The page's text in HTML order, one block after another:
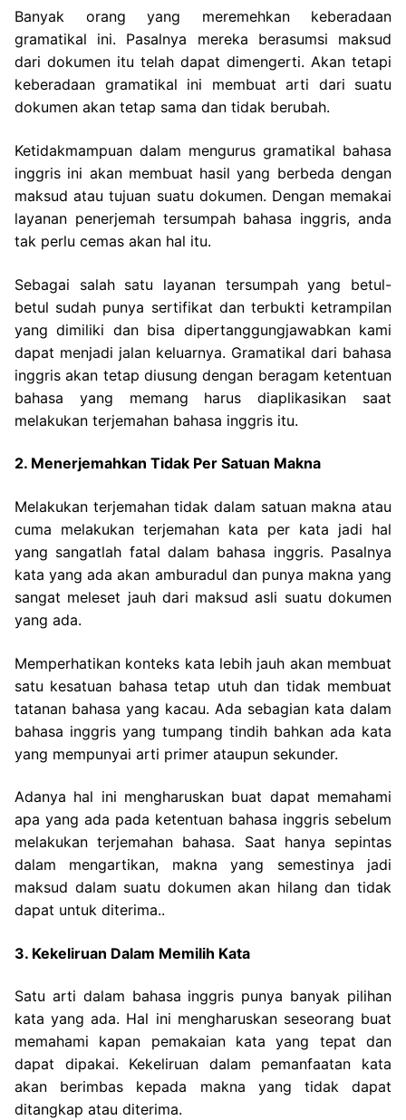
Banyak orang yang meremehkan keberadaan
gramatikal ini. Pasalnya mereka berasumsi maksud
dari dokumen itu telah dapat dimengerti. Akan tetapi
keberadaan gramatikal ini membuat arti dari suatu
dokumen akan tetap sama dan tidak berubah.
Ketidakmampuan dalam mengurus gramatikal bahasa
inggris ini akan membuat hasil yang berbeda dengan
maksud atau tujuan suatu dokumen. Dengan memakai
layanan penerjemah tersumpah bahasa inggris, anda
tak perlu cemas akan hal itu.
Sebagai salah satu layanan tersumpah yang betul-
betul sudah punya sertifikat dan terbukti ketrampilan
yang dimiliki dan bisa dipertanggungjawabkan kami
dapat menjadi jalan keluarnya. Gramatikal dari bahasa
inggris akan tetap diusung dengan beragam ketentuan
bahasa yang memang harus diaplikasikan saat
melakukan terjemahan bahasa inggris itu.
2. Menerjemahkan Tidak Per Satuan Makna
Melakukan terjemahan tidak dalam satuan makna atau
cuma melakukan terjemahan kata per kata jadi hal
yang sangatlah fatal dalam bahasa inggris. Pasalnya
kata yang ada akan amburadul dan punya makna yang
sangat meleset jauh dari maksud asli suatu dokumen
yang ada.
Memperhatikan konteks kata lebih jauh akan membuat
satu kesatuan bahasa tetap utuh dan tidak membuat
tatanan bahasa yang kacau. Ada sebagian kata dalam
bahasa inggris yang tumpang tindih bahkan ada kata
yang mempunyai arti primer ataupun sekunder.
Adanya hal ini mengharuskan buat dapat memahami
apa yang ada pada ketentuan bahasa inggris sebelum
melakukan terjemahan bahasa. Saat hanya sepintas
dalam mengartikan, makna yang semestinya jadi
maksud dalam suatu dokumen akan hilang dan tidak
dapat untuk diterima..
3. Kekeliruan Dalam Memilih Kata
Satu arti dalam bahasa inggris punya banyak pilihan
kata yang ada. Hal ini mengharuskan seseorang buat
memahami kapan pemakaian kata yang tepat dan
dapat dipakai. Kekeliruan dalam pemanfaatan kata
akan berimbas kepada makna yang tidak dapat
ditangkap atau diterima.